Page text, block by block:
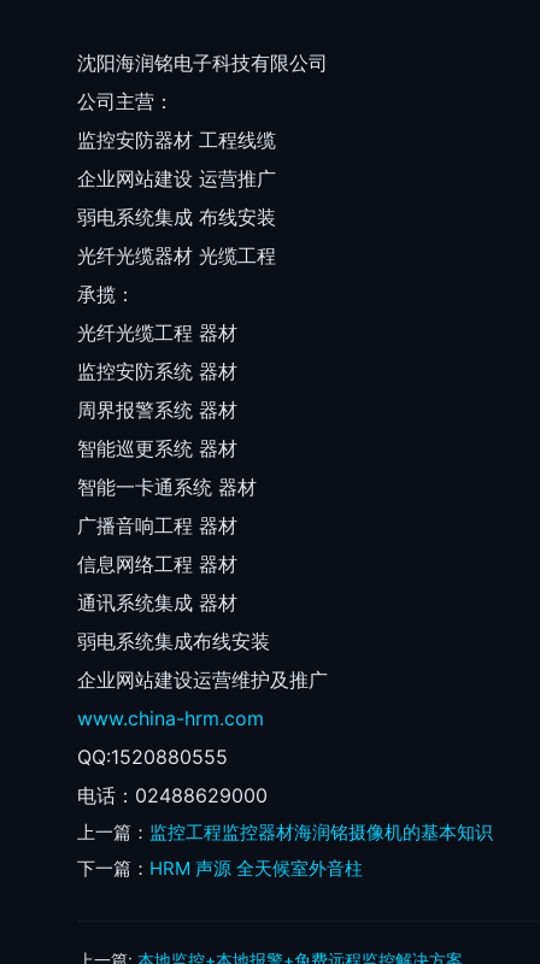
沈阳海润铭电子科技有限公司
公司主营：
监控安防器材 工程线缆
企业网站建设 运营推广
弱电系统集成 布线安装
光纤光缆器材 光缆工程
承揽：
光纤光缆工程 器材
监控安防系统 器材
周界报警系统 器材
智能巡更系统 器材
智能一卡通系统 器材
广播音响工程 器材
信息网络工程 器材
通讯系统集成 器材
弱电系统集成布线安装
企业网站建设运营维护及推广
www.china-hrm.com
QQ:1520880555
电话：02488629000
上一篇： 监控工程监控器材海润铭摄像机的基本知识
下一篇： HRM 声源 全天候室外音柱
上一篇: 本地监控+本地报警+免费远程监控解决方案